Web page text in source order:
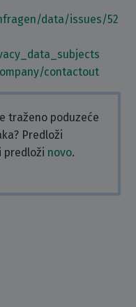
data/issues/52
contactout
traženo poduzeće
Predloži
predloži novo.